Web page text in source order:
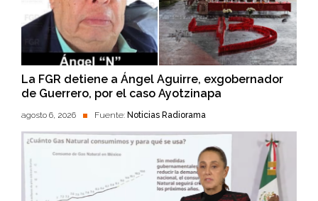
La FGR detiene a Ángel Aguirre, exgobernador
de Guerrero, por el caso Ayotzinapa
agosto 6, 2026 Fuente: Noticias Radiorama